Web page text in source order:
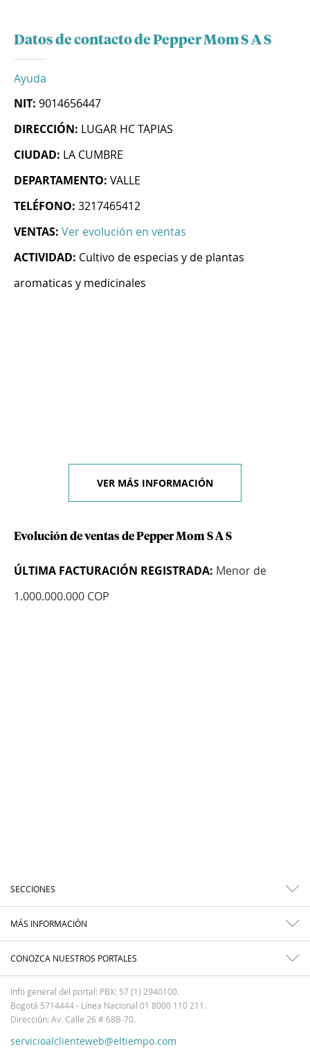
Datos de contacto de Pepper Mom S A S
Ayuda
NIT: 9014656447
DIRECCIÓN: LUGAR HC TAPIAS
CIUDAD: LA CUMBRE
DEPARTAMENTO: VALLE
TELÉFONO: 3217465412
VENTAS: Ver evolución en ventas
ACTIVIDAD: Cultivo de especias y de plantas
aromaticas y medicinales
VER MÁS INFORMACIÓN
Evolución de ventas de Pepper Mom S A S
ÚLTIMA FACTURACIÓN REGISTRADA: Menor de
1.000.000.000 COP
SECCIONES
MÁS INFORMACIÓN
CONOZCA NUESTROS PORTALES
Info general del portal: PBX: 57 (1) 2940100.
Bogotá 5714444 - Línea Nacional 01 8000 110 211.
Dirección: Av. Calle 26 # 68B-70.
servicioalclienteweb@eltiempo.com